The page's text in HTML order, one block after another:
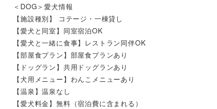
＜DOG＞愛犬情報
【施設種別】 コテージ・一棟貸し
【愛犬と同室】同室宿泊OK
【愛犬と一緒に食事】レストラン同伴OK
【部屋食プラン】部屋食プランあり
【ドッグラン】共用ドッグランあり
【犬用メニュー】わんこメニューあり
【温泉】温泉なし
【愛犬料金】無料（宿泊費に含まれる）